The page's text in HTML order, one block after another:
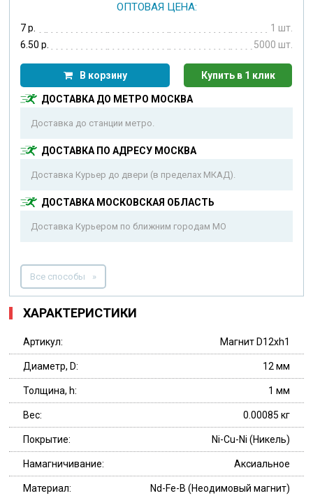
ОПТОВАЯ ЦЕНА:
7 р.
1 шт.
6.50 р.
5000 шт.
В корзину Купить в 1 клик
ДОСТАВКА ДО МЕТРО МОСКВА
Доставка до станции метро.
ДОСТАВКА ПО АДРЕСУ МОСКВА
Доставка Курьер до двери (в пределах МКАД).
ДОСТАВКА МОСКОВСКАЯ ОБЛАСТЬ
Доставка Курьером по ближним городам МО
Все способы
ХАРАКТЕРИСТИКИ
Артикул: Магнит D12хh1
Диаметр, D: 12 мм
Толщина, h: 1 мм
Вес: 0.00085 кг
Покрытие: Ni-Cu-Ni (Никель)
Намагничивание: Аксиальное
Материал: Nd-Fe-B (Неодимовый магнит)